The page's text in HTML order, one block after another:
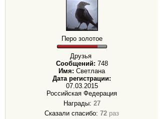
Перо золотое
Друзья
Сообщений: 748
Имя: Светлана
Дата регистрации:
07.03.2015
Российская Федерация
Награды: 27
Сказали спасибо: 72 раз